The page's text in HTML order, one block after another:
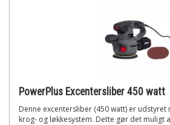
PowerPlus Excentersliber 450 watt
Denne excentersliber (450 watt) er
krog- og løkkesystem. Dette gør det muligt